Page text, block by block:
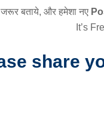
बताये, और हमेशा नए
It’s
share